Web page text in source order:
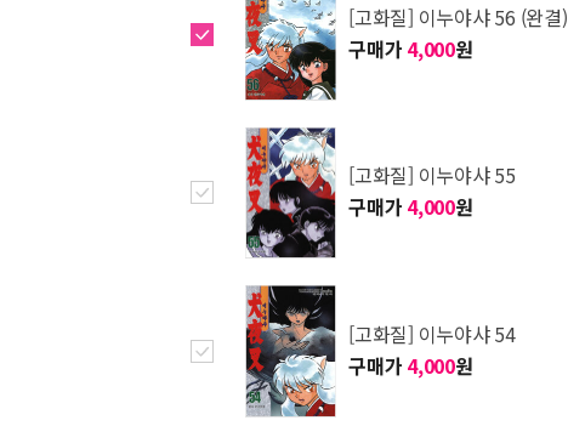
[고화질] 이누야샤 56 (완결)
구매가 4,000원
[고화질] 이누야샤 55
구매가 4,000원
[고화질] 이누야샤 54
구매가 4,000원